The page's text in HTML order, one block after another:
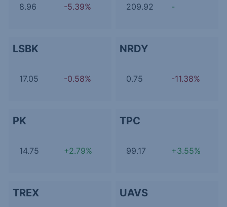
8.96 -5.39% 209.92 -
LSBK
17.05 -0.58%
NRDY
0.75 -11.38%
PK
14.75 +2.79%
TPC
99.17 +3.55%
TREX UAVS